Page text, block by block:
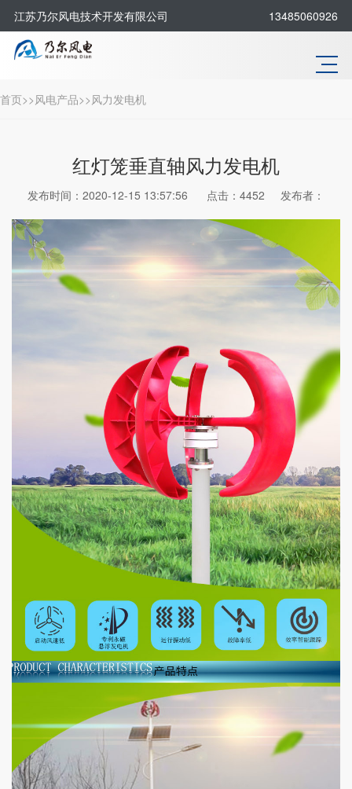
江苏乃尔风电技术开发有限公司 13485060926
首页>>风电产品>>风力发电机
红灯笼垂直轴风力发电机
发布时间：2020-12-15 13:57:56 点击：4452 发布者：